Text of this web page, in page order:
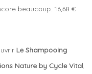
beaucoup. 16,68 €
Le Shampooing
Nature by Cycle Vital